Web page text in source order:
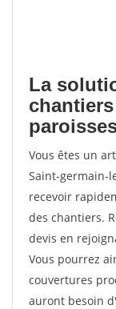
La
Vous êtes un
Saint-germain-
recevoir
des chantiers.
devis en
Vous pourrez
couvertures
auront besoin